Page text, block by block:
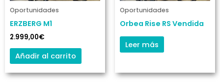
Oportunidades
ERZBERG M1
2.999,00€
Añadir al carrito
Oportunidades
Orbea Rise RS Vendida
Leer más